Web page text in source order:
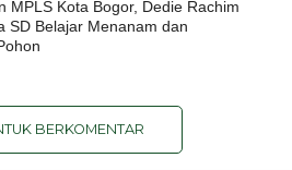
MPLS Kota Bogor, Dedie Rachim
SD Belajar Menanam dan
BERKOMENTAR